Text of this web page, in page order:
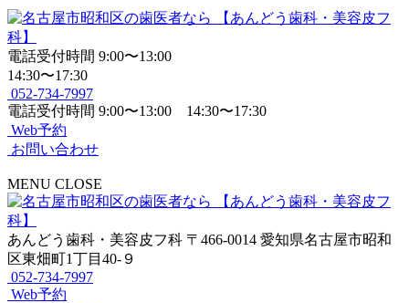
電話受付時間 9:00〜13:00
14:30〜17:30
052-734-7997
電話受付時間 9:00〜13:00 14:30〜17:30
Web予約
お問い合わせ
MENU CLOSE
あんどう歯科・美容皮フ科 〒466-0014 愛知県名古屋市昭和
区東畑町1丁目40-９
052-734-7997
Web予約